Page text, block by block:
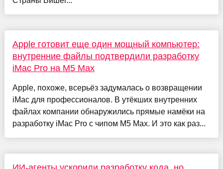
Apple готовит еще один мощный компьютер:
внутренние файлы подтвердили разработку
iMac Pro на M5 Max
Apple, похоже, всерьёз задумалась о возвращении
iMac для профессионалов. В утёкших внутренних
файлах компании обнаружились прямые намёки на
разработку iMac Pro с чипом M5 Max. И это как раз...